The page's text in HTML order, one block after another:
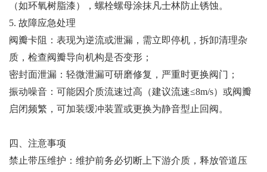
（如环氧树脂漆），螺栓螺母涂抹凡士林防止锈蚀。
5. 故障应急处理
阀瓣卡阻：表现为逆流或泄漏，需立即停机，拆卸清理杂
质，检查阀瓣导向机构是否变形；
密封面泄漏：轻微泄漏可研磨修复，严重时更换阀门；
振动噪音：可能因介质流速过高（建议流速≤8m/s）或阀瓣
启闭频繁，可加装缓冲装置或更换为静音型止回阀。
四、注意事项
禁止带压维护：维护前务必切断上下游介质，释放管道压